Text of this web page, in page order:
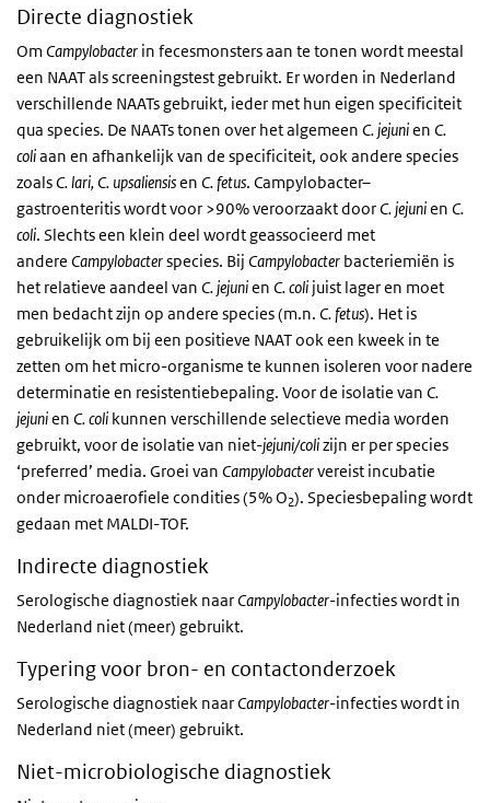
Directe diagnostiek
Om Campylobacter in fecesmonsters aan te tonen wordt meestal
een NAATals screeningstest gebruikt. Er worden in Nederland
verschillende NAATs gebruikt, ieder met hun eigen specificiteit
qua species. De NAATs tonen over het algemeen C. jejunien C.
coliaan en afhankelijk van de specificiteit, ook andere species
zoals C. lari, C. upsaliensisen C. fetus. Campylobacter–
gastroenteritis wordt voor >90% veroorzaakt door C. jejunien C.
coli. Slechts een klein deel wordt geassocieerd met
andere Campylobacterspecies. Bij Campylobacter bacteriemiën is
het relatieve aandeel van C. jejunien C. coli juist lager en moet
men bedacht zijn op andere species (m.n. C. fetus). Het is
gebruikelijk om bij een positieve NAATook een kweek in te
zetten om het micro-organisme te kunnen isoleren voor nadere
determinatie en resistentiebepaling. Voor de isolatie van C.
jejunien C. coli kunnen verschillende selectieve media worden
gebruikt, voor de isolatie van niet-jejuni/colizijn er per species
‘preferred’ media. Groei van Campylobactervereist incubatie
onder microaerofiele condities (5% O2). Speciesbepaling wordt
gedaan met MALDI-TOF.
Indirecte diagnostiek
Serologische diagnostiek naar Campylobacter-infecties wordt in
Nederland niet (meer) gebruikt.
Typering voor bron- en contactonderzoek
Serologische diagnostiek naar Campylobacter-infecties wordt in
Nederland niet (meer) gebruikt.
Niet-microbiologische diagnostiek